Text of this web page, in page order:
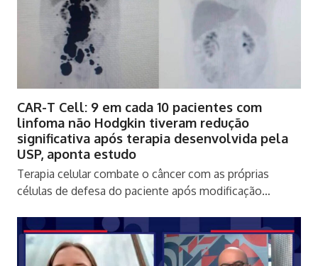
CAR-T Cell: 9 em cada 10 pacientes com
linfoma não Hodgkin tiveram redução
significativa após terapia desenvolvida pela
USP, aponta estudo
Terapia celular combate o câncer com as próprias
células de defesa do paciente após modificação…